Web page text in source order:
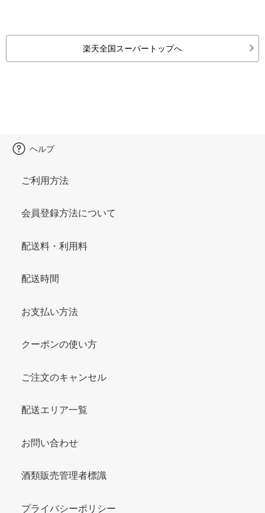
楽天全国スーパートップへ
ヘルプ
ご利用方法
会員登録方法について
配送料・利用料
配送時間
お支払い方法
クーポンの使い方
ご注文のキャンセル
配送エリア一覧
お問い合わせ
酒類販売管理者標識
プライバシーポリシー